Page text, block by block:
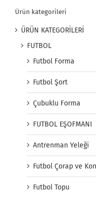
Ürün kategorileri
ÜRÜN KATEGORİLERİ
FUTBOL
Futbol Forma
Futbol Şort
Çubuklu Forma
FUTBOL EŞOFMANI
Antrenman Yeleği
Futbol Çorap ve
Futbol Topu